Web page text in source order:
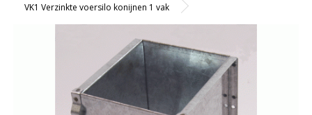
VK1 Verzinkte voersilo konijnen 1 vak